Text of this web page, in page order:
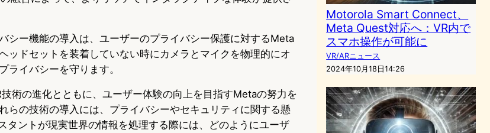
シー機能の導入は、ユーザーのプライバシー保護に対するMeta
ッドセットを装着していない時にカメラとマイクを物理的にオ
ライバシーを守ります。
術の進化とともに、ユーザー体験の向上を目指すMetaの努力を
らの技術の導入には、プライバシーやセキュリティに関する懸
タントが現実世界の情報を処理する際には、どのようにユーザ
Motorola Smart Connect、
Meta Quest対応へ：VR内で
スマホ操作が可能に
VR/ARニュース
2024年10月18日14:26